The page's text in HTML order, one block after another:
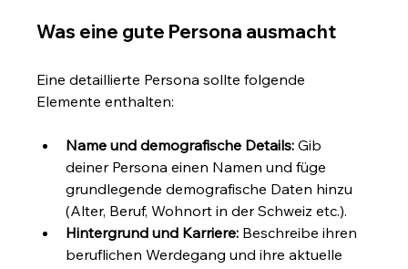
Was eine gute Persona ausmacht
Eine detaillierte Persona sollte folgende
Elemente enthalten:
Name und demografische Details: Gib
deiner Persona einen Namen und füge
grundlegende demografische Daten hinzu
(Alter, Beruf, Wohnort in der Schweiz etc.).
Hintergrund und Karriere: Beschreibe ihren
beruflichen Werdegang und ihre aktuelle